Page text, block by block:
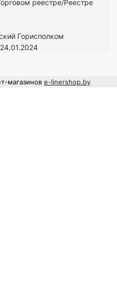
реестре/Реестре
Горисполком
.01.2024
магазинов e-linershop.by